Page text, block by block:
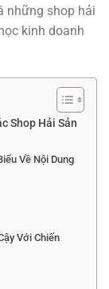
những shop hải
kinh doanh
Shop Hải Sản
Về Nội Dung
Với Chiến